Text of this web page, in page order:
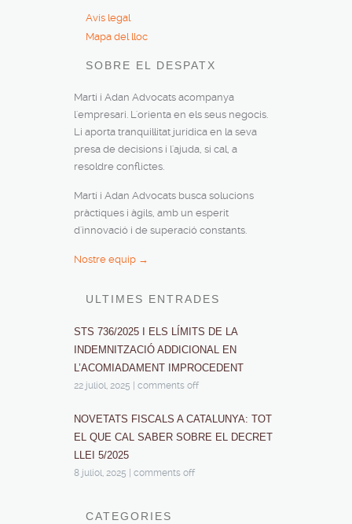
Avís legal
Mapa del lloc
SOBRE EL DESPATX
Martí i Adan Advocats acompanya
l'empresari. L'orienta en els seus negocis.
Li aporta tranquil·litat jurídica en la seva
presa de decisions i l'ajuda, si cal, a
resoldre conflictes.
Martí i Adan Advocats busca solucions
pràctiques i àgils, amb un esperit
d'innovació i de superació constants.
Nostre equip →
ULTIMES ENTRADES
STS 736/2025 I ELS LÍMITS DE LA
INDEMNITZACIÓ ADDICIONAL EN
L’ACOMIADAMENT IMPROCEDENT
22 juliol, 2025 comments off
NOVETATS FISCALS A CATALUNYA: TOT
EL QUE CAL SABER SOBRE EL DECRET
LLEI 5/2025
8 juliol, 2025 comments off
CATEGORIES